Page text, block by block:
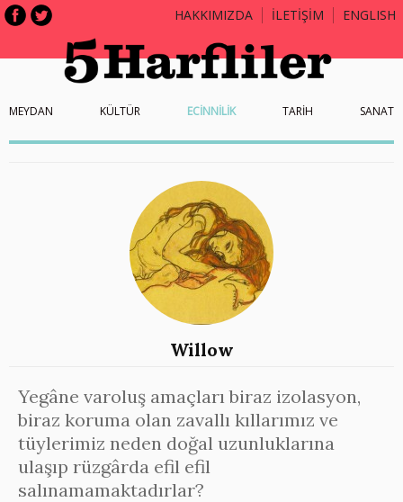
HAKKIMIZDA İLETİŞİM ENGLISH
MEYDAN KÜLTÜR ECİNNİLİK TARİH SANAT
Willow
Yegâne varoluş amaçları biraz izolasyon,
biraz koruma olan zavallı kıllarımız ve
tüylerimiz neden doğal uzunluklarına
ulaşıp rüzgârda efil efil
salınamamaktadırlar?